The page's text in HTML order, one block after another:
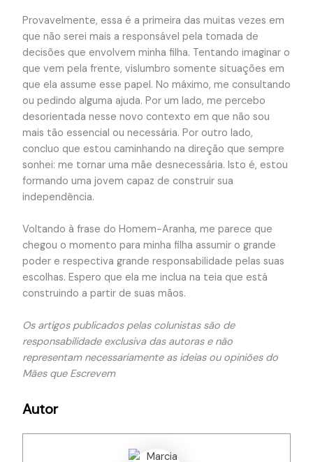
Provavelmente, essa é a primeira das muitas vezes em
que não serei mais a responsável pela tomada de
decisões que envolvem minha filha. Tentando imaginar o
que vem pela frente, vislumbro somente situações em
que ela assume esse papel. No máximo, me consultando
ou pedindo alguma ajuda. Por um lado, me percebo
desorientada nesse novo contexto em que não sou
mais tão essencial ou necessária. Por outro lado,
concluo que estou caminhando na direção que sempre
sonhei: me tornar uma mãe desnecessária. Isto é, estou
formando uma jovem capaz de construir sua
independência.
Voltando à frase do Homem-Aranha, me parece que
chegou o momento para minha filha assumir o grande
poder e respectiva grande responsabilidade pelas suas
escolhas. Espero que ela me inclua na teia que está
construindo a partir de suas mãos.
Os artigos publicados pelas colunistas são de
responsabilidade exclusiva das autoras e não
representam necessariamente as ideias ou opiniões do
Mães que Escrevem
Autor